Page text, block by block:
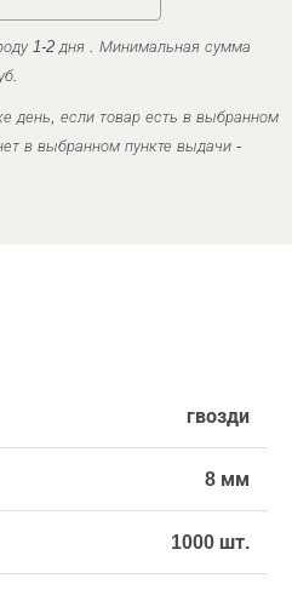
1-2 дня . Минимальная сумма
день, если товар есть в выбранном
в выбранном пункте выдачи -
гвозди
8 мм
1000 шт.